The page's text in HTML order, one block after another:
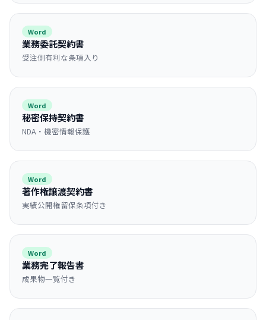
Word
業務委託契約書
受注側有利な条項入り
Word
秘密保持契約書
NDA・機密情報保護
Word
著作権譲渡契約書
実績公開権留保条項付き
Word
業務完了報告書
成果物一覧付き